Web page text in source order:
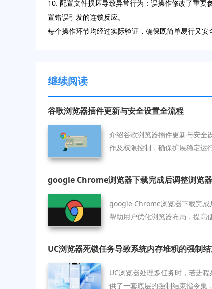
10. 配置文件损坏导致异常行为：误操作修改了重
置错误引发的连锁反应。
每个操作环节均经过实际验证，确保既简单易行又
继续阅读
谷歌浏览器插件更新与安全设置全流程
介绍谷歌浏览器插件更新与安全
作及权限控制，确保扩展稳定运行
google Chrome浏览器下载完成后调整浏览
google Chrome浏览器下载完成
帮助用户优化浏览器布局，提高
UC浏览器死锁任务导致系统内存堆积的强制
UC浏览器处理多任务时，若进
供了一套底层的强制结束指令集